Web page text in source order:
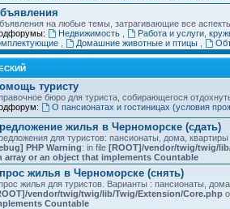
на любые темы, затрагивающие все
Недвижимость Работа и услуги,
Домашние животные и птицы
туристу
бюро для туриста, собирающегося
О пансионатах и гостиницах (условия
жилья в Черноморске (сдать)
для туристов: пансионаты, дома,
PHP Warning: in file [ROOT]/vendor/twig/twig/
array or an object that implements Countable
жилья в Черноморске (снять)
жилья для туристов. Варианты : пансионаты,
vendor/twig/twig/lib/Twig/Extension/Core.php
Countable